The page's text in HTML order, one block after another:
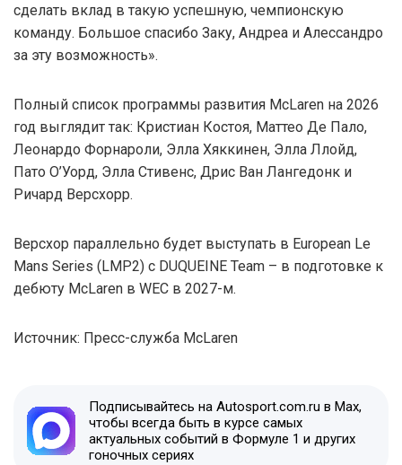
сделать вклад в такую успешную, чемпионскую
команду. Большое спасибо Заку, Андреа и Алессандро
за эту возможность».
Полный список программы развития McLaren на 2026
год выглядит так: Кристиан Костоя, Маттео Де Пало,
Леонардо Форнароли, Элла Хяккинен, Элла Ллойд,
Пато О’Уорд, Элла Стивенс, Дрис Ван Лангедонк и
Ричард Версхорр.
Версхор параллельно будет выступать в European Le
Mans Series (LMP2) с DUQUEINE Team – в подготовке к
дебюту McLaren в WEC в 2027-м.
Источник: Пресс-служба McLaren
Подписывайтесь на Autosport.com.ru в Max,
чтобы всегда быть в курсе самых
актуальных событий в Формуле 1 и других
гоночных сериях